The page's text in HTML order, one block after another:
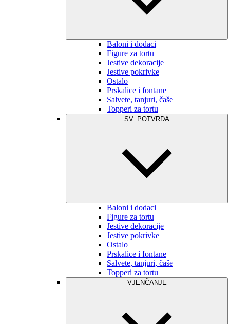
Baloni i dodaci
Figure za tortu
Jestive dekoracije
Jestive pokrivke
Ostalo
Prskalice i fontane
Salvete, tanjuri, čaše
Topperi za tortu
SV. POTVRDA
Baloni i dodaci
Figure za tortu
Jestive dekoracije
Jestive pokrivke
Ostalo
Prskalice i fontane
Salvete, tanjuri, čaše
Topperi za tortu
VJENČANJE